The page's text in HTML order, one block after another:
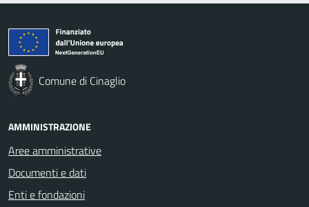
Comune di Cinaglio
AMMINISTRAZIONE
Aree amministrative
Documenti e dati
Enti e fondazioni